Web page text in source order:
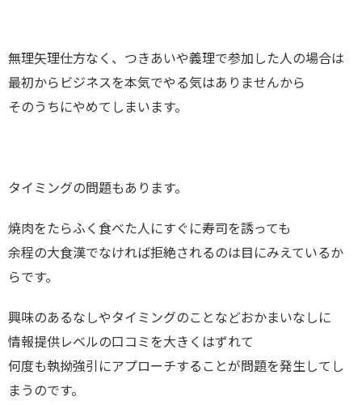
無理矢理仕方なく、つきあいや義理で参加した人の場合は
最初からビジネスを本気でやる気はありませんから
そのうちにやめてしまいます。
タイミングの問題もあります。
焼肉をたらふく食べた人にすぐに寿司を誘っても
余程の大食漢でなければ拒絶されるのは目にみえているか
らです。
興味のあるなしやタイミングのことなどおかまいなしに
情報提供レベルの口コミを大きくはずれて
何度も執拗強引にアプローチすることが問題を発生してし
まうのです。